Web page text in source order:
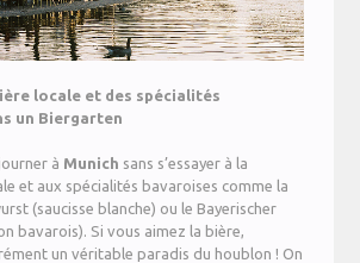
locale et des spécialités
un Biergarten
à Munich sans s’essayer à la
et aux spécialités bavaroises comme la
(saucisse blanche) ou le Bayerischer
bavarois). Si vous aimez la bière,
un véritable paradis du houblon ! On